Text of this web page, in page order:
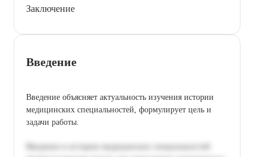
Заключение
Введение
Введение объясняет актуальность изучения истории
медицинских специальностей, формулирует цель и
задачи работы.